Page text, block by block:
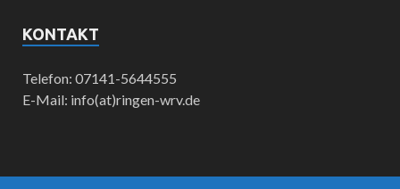
KONTAKT
Telefon: 07141-5644555
E-Mail: info(at)ringen-wrv.de